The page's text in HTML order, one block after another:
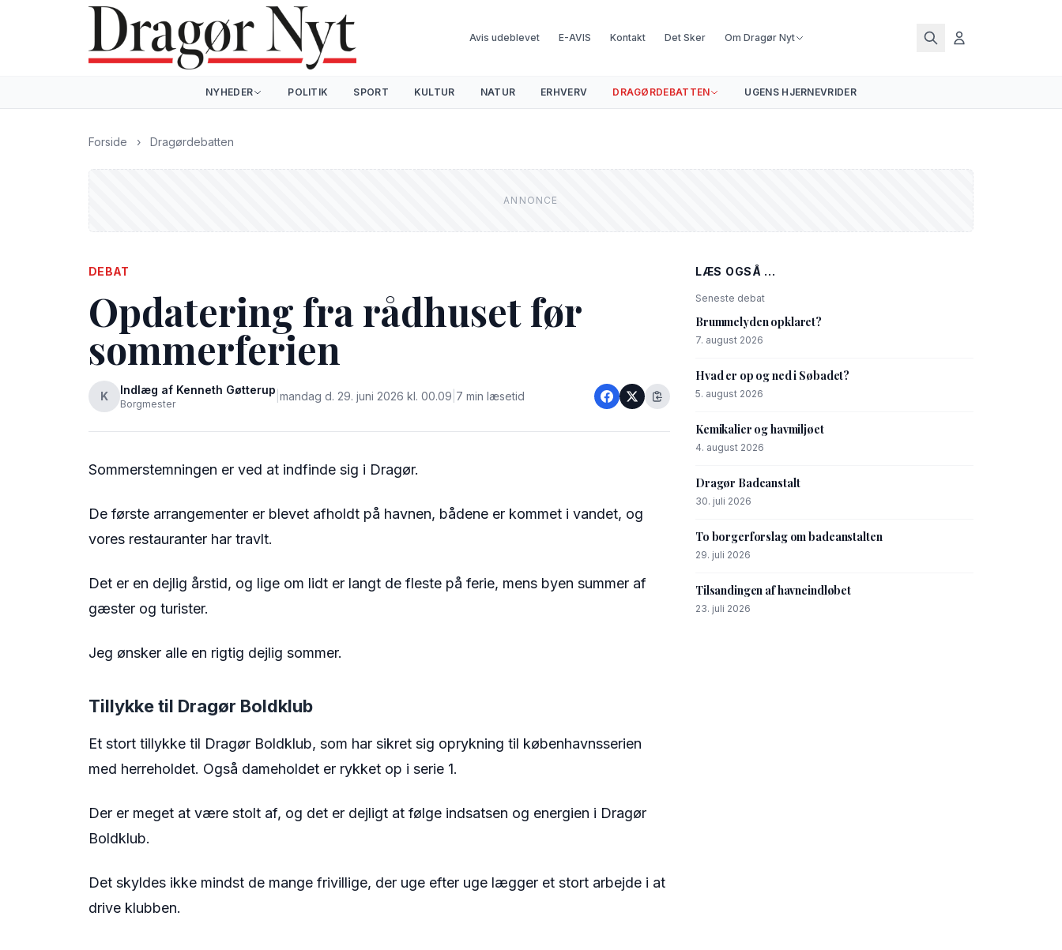
Avis udeblevet E-AVIS Kontakt Det Sker Om Dragør Nyt
NYHEDER POLITIK SPORT KULTUR NATUR ERHVERV DRAGØRDEBATTEN UGENS HJERNEVRIDER
Forside › Dragørdebatten
DEBAT
Opdatering fra rådhuset før
sommerferien
K Indlæg af Kenneth Gøtterup
Borgmester
mandag d. 29. juni 2026 kl. 00.09 7 min læsetid
Sommerstemningen er ved at indfinde sig i Dragør.
De første arrangementer er blevet afholdt på havnen, bådene er kommet i vandet, og
vores restauranter har travlt.
Det er en dejlig årstid, og lige om lidt er langt de fleste på ferie, mens byen summer af
gæster og turister.
Jeg ønsker alle en rigtig dejlig sommer.
Tillykke til Dragør Boldklub
Et stort tillykke til Dragør Boldklub, som har sikret sig oprykning til københavnsserien
med herreholdet. Også dameholdet er rykket op i serie 1.
Der er meget at være stolt af, og det er dejligt at følge indsatsen og energien i Dragør
Boldklub.
Det skyldes ikke mindst de mange frivillige, der uge efter uge lægger et stort arbejde i at
drive klubben.
LÆS OGSÅ ...
Seneste debat
Brummelyden opklaret?
7. august 2026
Hvad er op og ned i Søbadet?
5. august 2026
Kemikalier og havmiljøet
4. august 2026
Dragør Badeanstalt
30. juli 2026
To borgerforslag om badeanstalten
29. juli 2026
Tilsandingen af havneindløbet
23. juli 2026